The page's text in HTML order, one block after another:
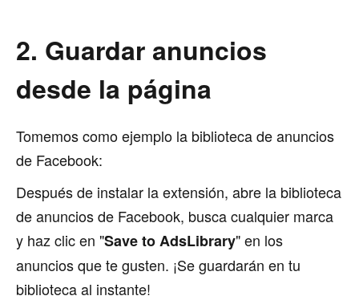
2. Guardar anuncios
desde la página
Tomemos como ejemplo la biblioteca de anuncios
de Facebook:
Después de instalar la extensión, abre la biblioteca
de anuncios de Facebook, busca cualquier marca
y haz clic en "Save to AdsLibrary" en los
anuncios que te gusten. ¡Se guardarán en tu
biblioteca al instante!